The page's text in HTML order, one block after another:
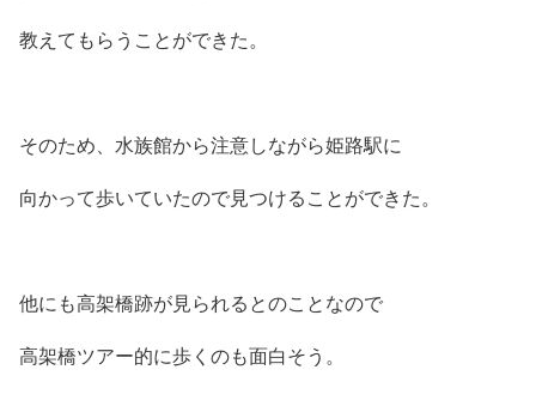
教えてもらうことができた。
そのため、水族館から注意しながら姫路駅に
向かって歩いていたので見つけることができた。
他にも高架橋跡が見られるとのことなので
高架橋ツアー的に歩くのも面白そう。